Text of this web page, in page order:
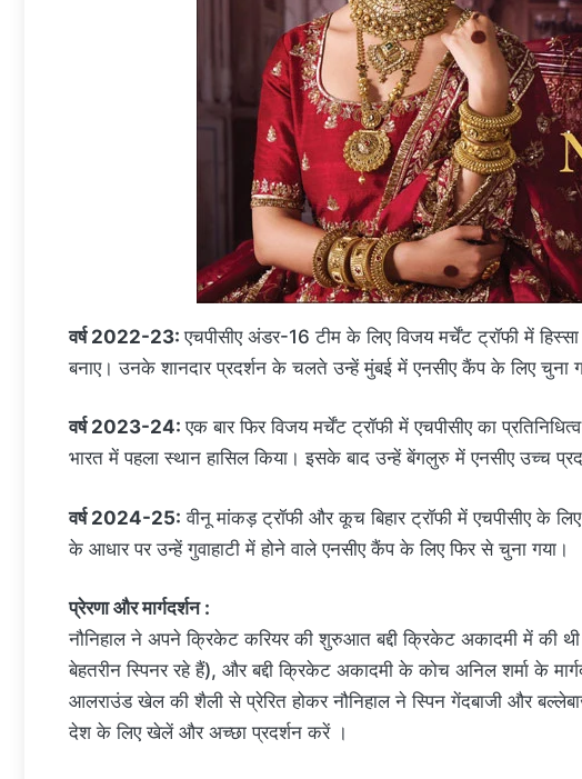
वर्ष 2022-23:एचपीसीए अंडर-16 टीम के लिए विजय मर्चेंट ट्रॉफी में
बनाए। उनके शानदार प्रदर्शन के चलते उन्हें मुंबई में एनसीए कैंप के लिए चुना
वर्ष 2023-24:एक बार फिर विजय मर्चेंट ट्रॉफी में एचपीसीए का
भारत में पहला स्थान हासिल किया। इसके बाद उन्हें बेंगलुरु में एनसीए उच्च
वर्ष 2024-25: वीनू मांकड़ ट्रॉफी और कूच बिहार ट्रॉफी में एचपीसीए के
के आधार पर उन्हें गुवाहाटी में होने वाले एनसीए कैंप के लिए फिर से चुना गया।
प्रेरणा और मार्गदर्शन :
नौनिहाल ने अपने क्रिकेट करियर की शुरुआत बद्दी क्रिकेट अकादमी में की
बेहतरीन स्पिनर रहे हैं), और बद्दी क्रिकेट अकादमी के कोच अनिल शर्मा के
आलराउंड खेल की शैली से प्रेरित होकर नौनिहाल ने स्पिन गेंदबाजी और
देश के लिए खेलें और अच्छा प्रदर्शन करें ।